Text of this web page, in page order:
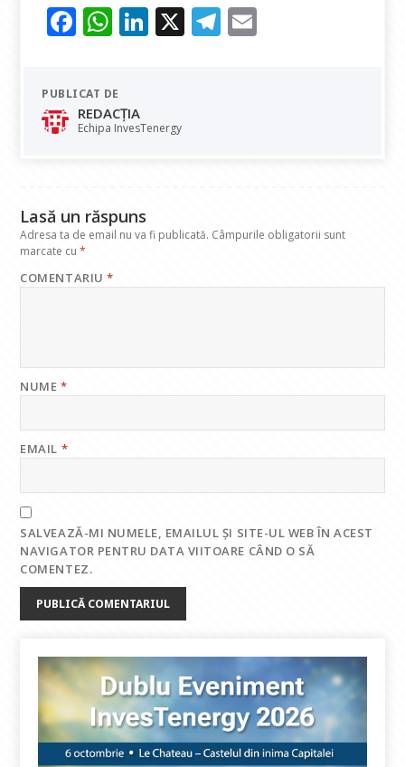
F
ac
b
o
W
h
s
A
Li
n
dI
X T
el
PUBLICAT DE
REDACȚIA
Echipa InvesTenergy
Lasă un răspuns
Adresa ta de email nu va fi publicată. Câmpurile obligatorii sunt
marcate cu*
COMENTARIU*
NUME*
EMAIL *
SALVEAZĂ-MI NUMELE, EMAILUL ȘI SITE-UL WEB ÎN ACEST
NAVIGATOR PENTRU DATA VIITOARE CÂND O SĂ
COMENTEZ.